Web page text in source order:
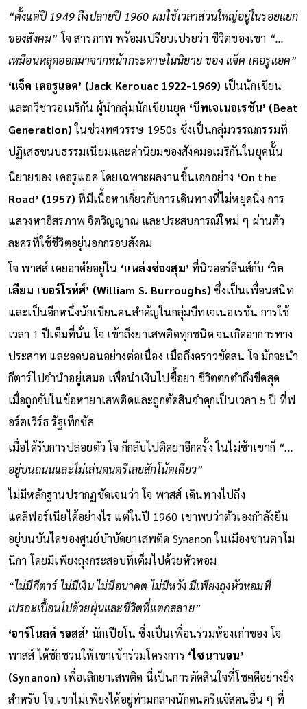
ทั้งหมดแล้ว”
“ตั้งแต่ปี 1949 ถึงปลายปี 1960 ผมใช้เวลาส่วนใหญ่อยู่ในรอยแยก
ของสังคม”โจ สารภาพ พร้อมเปรียบเปรยว่า ชีวิตของเขา“...
เหมือนหลุดออกมาจากหน้ากระดาษในนิยาย ของ แจ็ค เคอรูแอค”
‘แจ็ค เคอรูแอค’ (Jack Kerouac 1922-1969)เป็นนักเขียน
และกวีชาวอเมริกัน ผู้นำกลุ่มนักเขียนยุค‘บีทเจเนอเรชัน’ (Beat
Generation)ในช่วงทศวรรษ 1950s ซึ่งเป็นกลุ่มวรรณกรรมที่
ปฏิเสธขนบธรรมเนียมและค่านิยมของสังคมอเมริกันในยุคนั้น
นิยายของ เคอรูแอค โดยเฉพาะผลงานชิ้นเอกอย่าง‘On the
Road’ (1957)ที่มีเนื้อหาเกี่ยวกับการเดินทางที่ไม่หยุดนิ่ง การ
แสวงหาอิสรภาพ จิตวิญญาณ และประสบการณ์ใหม่ ๆ ผ่านตัว
ละครที่ใช้ชีวิตอยู่นอกกรอบสังคม
โจ พาสส์ เคยอาศัยอยู่ใน‘แหล่งซ่องสุม’ที่นิวออร์ลีนส์กับ‘วิล
เลียม เบอร์โรห์ส์’ (William S. Burroughs)ซึ่งเป็นเพื่อนสนิท
และเป็นอีกหนึ่งนักเขียนคนสำคัญในกลุ่มบีทเจเนอเรชัน การใช้
เวลา 1 ปีเต็มที่นั่น โจ เข้าถึงยาเสพติดทุกชนิด จนเกิดอาการทาง
ประสาท และอดนอนอย่างต่อเนื่อง เมื่อถึงคราวขัดสน โจ มักจะนำ
กีตาร์ไปจำนำอยู่เสมอ เพื่อนำเงินไปซื้อยา ชีวิตตกต่ำถึงขีดสุด
เมื่อถูกจับในข้อหายาเสพติดและถูกตัดสินจำคุกเป็นเวลา 5 ปี ที่ฟ
อร์ตเวิร์ธ รัฐเท็กซัส
เมื่อได้รับการปล่อยตัว โจ ก็กลับไปติดยาอีกครั้ง ในไม่ช้าเขาก็
อยู่บนถนนและไม่เล่นดนตรีเลยสักโน้ตเดียว”
ไม่มีหลักฐานปรากฏชัดเจนว่า โจ พาสส์ เดินทางไปถึง
แคลิฟอร์เนียได้อย่างไร แต่ในปี 1960 เขาพบว่าตัวเองกำลังยืน
อยู่บนบันไดของศูนย์บำบัดยาเสพติด Synanon ในเมืองซานตาโม
นิกา โดยมีเพียงถุงกระสอบที่เต็มไปด้วยหัวหอม
“ไม่มีกีตาร์ ไม่มีเงิน ไม่มีอนาคต ไม่มีหวัง มีเพียงถุงหัวหอมที่
เปรอะเปื้อนไปด้วยฝุ่นและชีวิตที่แตกสลาย”
‘อาร์โนลด์ รอสส์’นักเปียโน ซึ่งเป็นเพื่อนร่วมห้องเก่าของ โจ
พาสส์ ได้ชักชวนให้เขาเข้าร่วมโครงการ‘ไซนานอน’
(Synanon)เพื่อเลิกยาเสพติด นี่เป็นการตัดสินใจที่โชคดีอย่างยิ่ง